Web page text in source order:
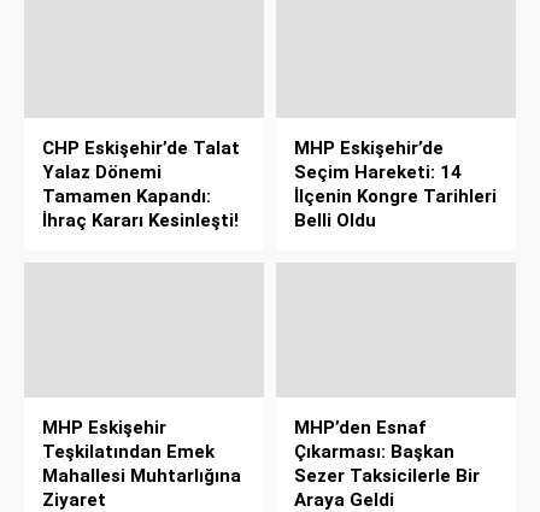
CHP Eskişehir’de Talat
Yalaz Dönemi
Tamamen Kapandı:
İhraç Kararı Kesinleşti!
MHP Eskişehir’de
Seçim Hareketi: 14
İlçenin Kongre Tarihleri
Belli Oldu
MHP Eskişehir
Teşkilatından Emek
Mahallesi Muhtarlığına
Ziyaret
MHP’den Esnaf
Çıkarması: Başkan
Sezer Taksicilerle Bir
Araya Geldi